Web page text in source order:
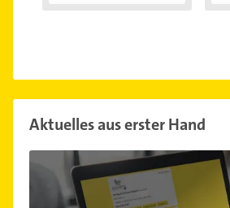
Aktuelles aus erster Hand